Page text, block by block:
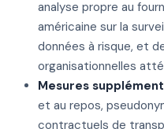
analyse propre au
américaine sur la
données à risque, et
organisationnelles
Mesures
et au repos,
contractuels de